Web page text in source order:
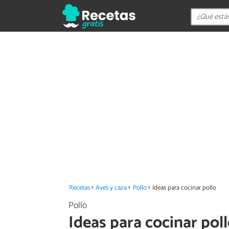
Recetas Aves y caza Pollo Ideas para cocinar pollo
Pollo
Ideas para cocinar